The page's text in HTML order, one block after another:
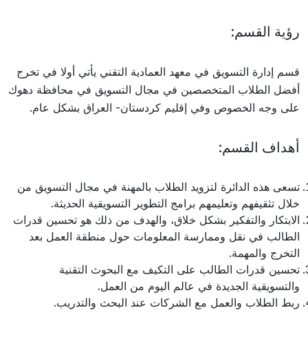
رؤية القسم:
قسم إدارة التسويق في معهد العمادية التقني يأتي أولا في تخرج
أفضل الطلاب المتخصصين في مجال التسويق في محافظة دهوك
على وجه الخصوص وفي إقليم كردستان- العراق بشكل عام.
أهداف القسم:
تسعى هذه الدائرة لتزويد الطلاب بالمهنة في مجال التسويق من
خلال تثقيفهم وتعليمهم برامج التطوير التسويقية الحديثة.
الابتكار والتفكير بشكل خلاق، والهدف من ذلك هو تحسين قدرات
الطالب في نقل وممارسة المعلومات حول منطقة العمل بعد
التخرج والمهمة.
تحسين قدرات الطالب على التكيف مع البحوث التقنية
والتسويقية الجديدة في عالم اليوم من العمل.
ربط الطلاب والعمل مع الشركات عند البحث والتدريب.